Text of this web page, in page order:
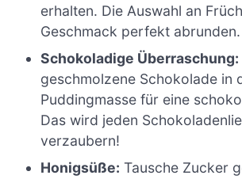
erhalten. Die Auswahl an
Geschmack perfekt abrunden.
Schokoladige Überraschung:
geschmolzene Schokolade in
Puddingmasse für eine
Das wird jeden
verzaubern!
Honigsüße: Tausche Zucker